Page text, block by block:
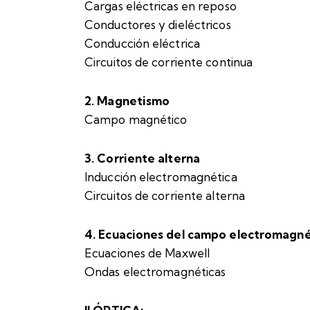
Cargas eléctricas en reposo
Conductores y dieléctricos
Conducción eléctrica
Circuitos de corriente continua
2. Magnetismo
Campo magnético
3. Corriente alterna
Inducción electromagnética
Circuitos de corriente alterna
4. Ecuaciones del campo
Ecuaciones de Maxwell
Ondas electromagnéticas